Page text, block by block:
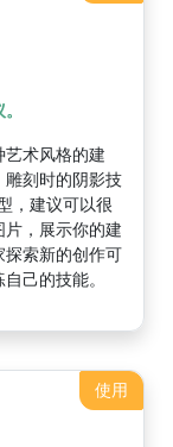
术风格的建
雕刻时的阴影技
，建议可以很
，展示你的建
探索新的创作可
己的技能。
使用